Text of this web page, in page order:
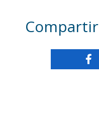
Compartir